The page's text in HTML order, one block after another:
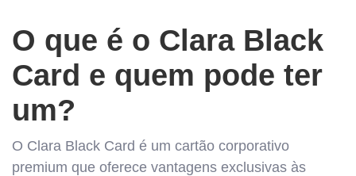
O que é o Clara Black
Card e quem pode ter
um?
O Clara Black Card é um cartão corporativo
premium que oferece vantagens exclusivas às